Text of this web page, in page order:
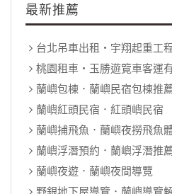
最新推薦
台北吊車出租‧宇翔起重工
桃園租車‧玉勝遊覽車客運
蘭嶼包棟．蘭嶼民宿包棟推
蘭嶼紅頭民宿．紅頭嶼民宿
蘭嶼捕飛魚．蘭嶼夜撈飛魚
蘭嶼浮潛預約．蘭嶼浮潛推
蘭嶼夜遊．蘭嶼夜間導覽
野銀地下屋導覽．蘭嶼導覽